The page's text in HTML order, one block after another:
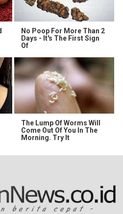
No Poop For More Than 2
Days - It's The First Sign
Of
The Lump Of Worms Will
Come Out Of You In The
Morning. Try It